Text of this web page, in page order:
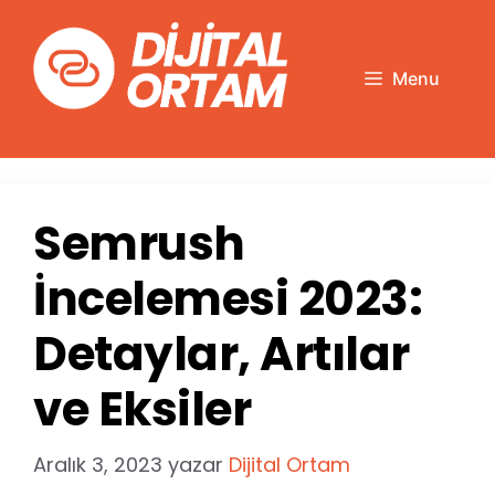
atla
Menu
Semrush
İncelemesi 2023:
Detaylar, Artılar
ve Eksiler
Aralık 3, 2023 yazar Dijital Ortam